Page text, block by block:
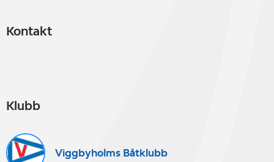
Kontakt
Klubb
Viggbyholms Båtklubb